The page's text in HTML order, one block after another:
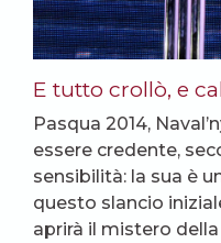
E tutto crollò, e
Pasqua 2014,
essere credente,
sensibilità: la sua è
questo slancio
aprirà il mistero